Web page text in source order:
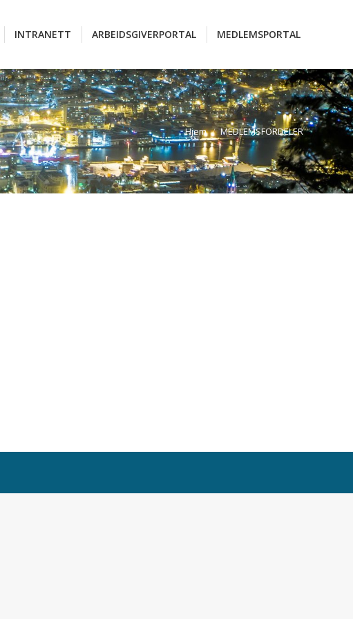
INTRANETT ARBEIDSGIVERPORTAL MEDLEMSPORTAL
Hjem MEDLEMSFORDELER